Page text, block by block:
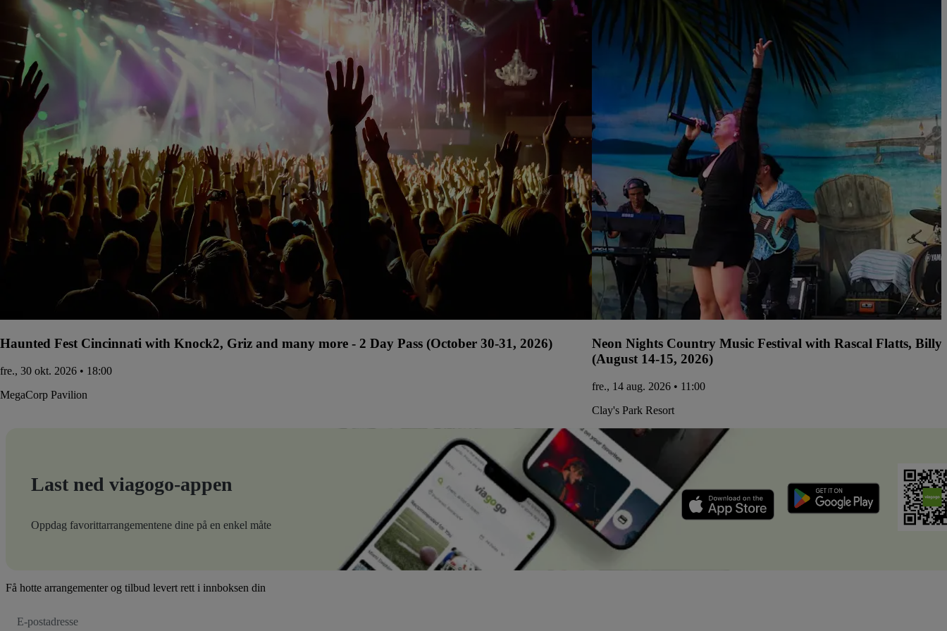
Haunted Fest Cincinnati with Knock2, Griz and many more - 2 Day Pass (October 30-31, 2026)
fre., 30 okt. 2026 • 18:00
MegaCorp Pavilion
Neon Nights Country Music Festival with Rascal Flatts,
(August 14-15, 2026)
fre., 14 aug. 2026 • 11:00
Clay's Park Resort
Last ned viagogo-appen
Oppdag favorittarrangementene dine på en enkel måte
Få hotte arrangementer og tilbud levert rett i innboksen din
postadresse